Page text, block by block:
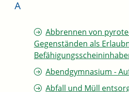
A
Abbrennen von
Gegenständen als
Abendgymnasium -
Abfall und Müll